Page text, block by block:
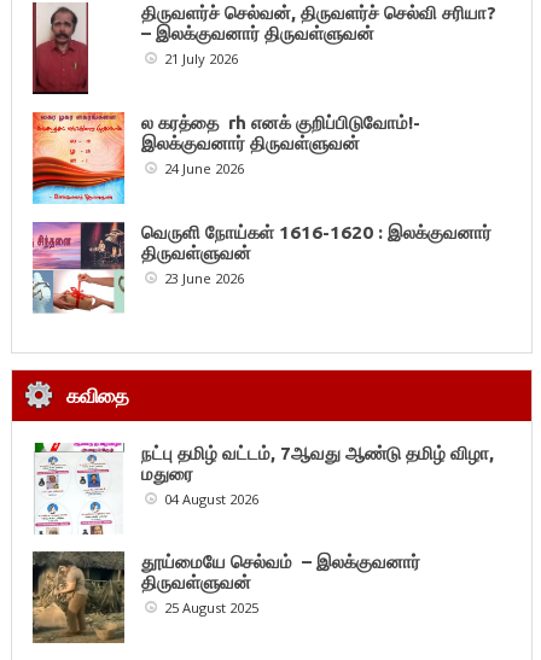
திருவளர்ச் செல்வன், திருவளர்ச் செல்வி சரியா?
– இலக்குவனார் திருவள்ளுவன்
21 July 2026
ல கரத்தை rh எனக் குறிப்பிடுவோம்!-
இலக்குவனார் திருவள்ளுவன்
24 June 2026
வெருளி நோய்கள் 1616-1620 : இலக்குவனார்
திருவள்ளுவன்
23 June 2026
கவிதை
நட்பு தமிழ் வட்டம், 7ஆவது ஆண்டு தமிழ் விழா,
மதுரை
04 August 2026
தூய்மையே செல்வம் – இலக்குவனார்
திருவள்ளுவன்
25 August 2025